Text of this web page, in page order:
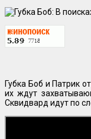
Губка Боб и Патрик
их ждут
Сквидвард идут по